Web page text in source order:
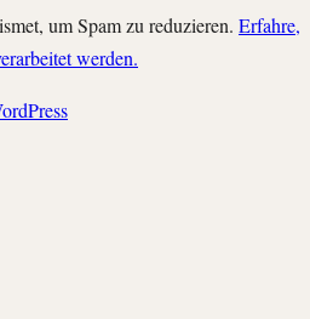
um Spam zu reduzieren. Erfahre,
werden.